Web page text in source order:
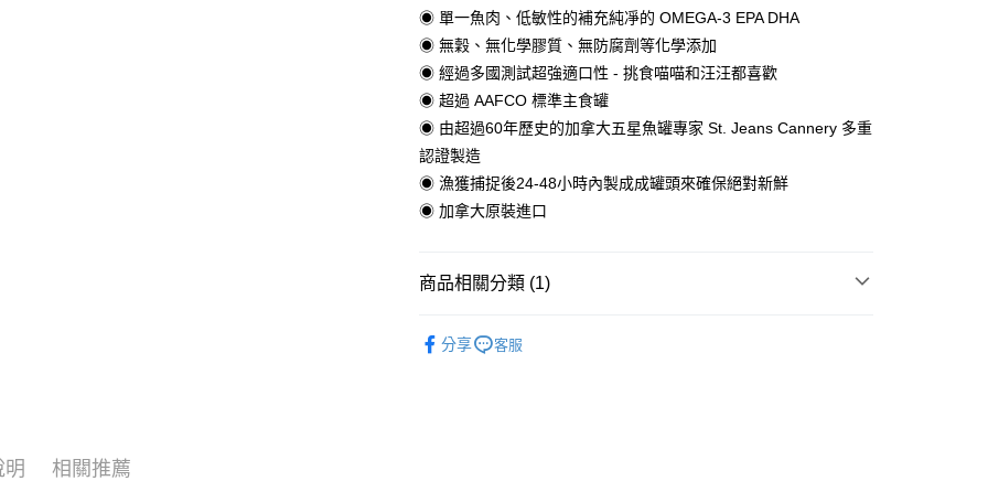
Apple Pay
街口支付
悠遊付
ATM付款
運送方式
每筆NT$60，滿NT$899(含以上)免運費
每筆NT$60，滿NT$899(含以上)免運費
◉ 單一魚肉、低敏性的補充純凈的 OMEGA-3 EPA DHA
◉ 無穀、無化學膠質、無防腐劑等化學添加
◉ 經過多國測試超強適口性 - 挑食喵喵和汪汪都喜歡
◉ 超過 AAFCO 標準主食罐
◉ 由超過60年歷史的加拿大五星魚罐專家 St. Jeans Cannery 多重
認證製造
◉ 漁獲捕捉後24-48小時內製成成罐頭來確保絕對新鮮
◉ 加拿大原裝進口
商品相關分類 (1)
分享
客服
明 相關推薦